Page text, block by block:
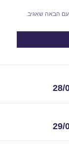
הבאה שאגיב.